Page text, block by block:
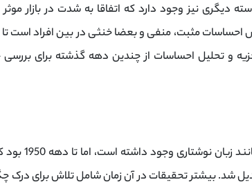
دیگری نیز وجود دارد که اتفاقا به شدت در بازار
مثبت، منفی و بعضا خنثی در بین افراد است
و تحلیل احساسات از چندین دهه گذشته برای
تجزیه و تحلیل احساسات از
شد. بیشتر تحقیقات در آن زمان شامل تلاش برای